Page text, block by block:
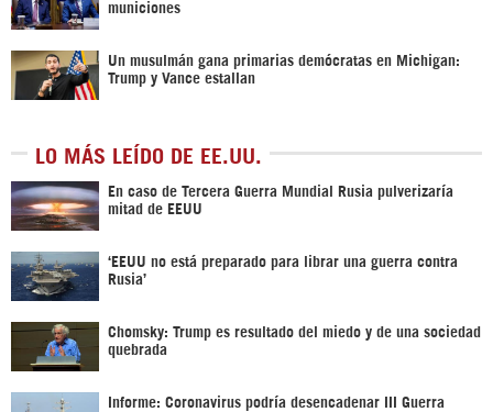
municiones
Un musulmán gana primarias demócratas en Michigan:
Trump y Vance estallan
LO MÁS LEÍDO DE EE.UU.
En caso de Tercera Guerra Mundial Rusia pulverizaría
mitad de EEUU
‘EEUU no está preparado para librar una guerra contra
Rusia’
Chomsky: Trump es resultado del miedo y de una sociedad
quebrada
Informe: Coronavirus podría desencadenar III Guerra